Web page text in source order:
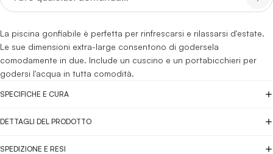
La piscina gonfiabile è perfetta per rinfrescarsi e rilassarsi d'estate.
Le sue dimensioni extra-large consentono di godersela
comodamente in due. Include un cuscino e un portabicchieri per
godersi l'acqua in tutta comodità.
SPECIFICHE E CURA
DETTAGLI DEL PRODOTTO
SPEDIZIONE E RESI